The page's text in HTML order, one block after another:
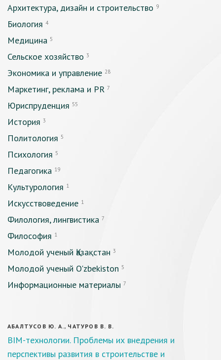
Архитектура, дизайн и строительство 9
Биология 4
Медицина 5
Сельское хозяйство 3
Экономика и управление 28
Маркетинг, реклама и PR 7
Юриспруденция 55
История 3
Политология 5
Психология 5
Педагогика 19
Культурология 1
Искусствоведение 1
Филология, лингвистика 7
Философия 1
Молодой ученый Қазақстан 3
Молодой ученый O'zbekiston 5
Информационные материалы 7
АБАЛТУСОВ Ю. А., ЧАТУРОВ В. В.
BIM-технологии. Проблемы их внедрения и
перспективы развития в строительстве и